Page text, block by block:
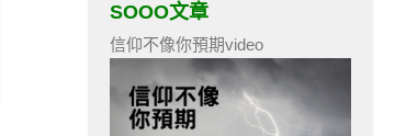
SOOO文章
信仰不像你預期video